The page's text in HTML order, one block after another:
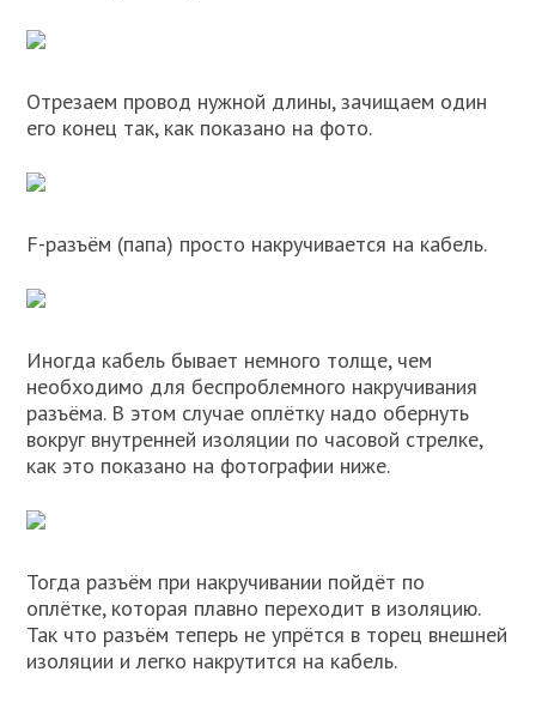
Отрезаем провод нужной длины, зачищаем один
его конец так, как показано на фото.
F-разъём (папа) просто накручивается на кабель.
Иногда кабель бывает немного толще, чем
необходимо для беспроблемного накручивания
разъёма. В этом случае оплётку надо обернуть
вокруг внутренней изоляции по часовой стрелке,
как это показано на фотографии ниже.
Тогда разъём при накручивании пойдёт по
оплётке, которая плавно переходит в изоляцию.
Так что разъём теперь не упрётся в торец внешней
изоляции и легко накрутится на кабель.